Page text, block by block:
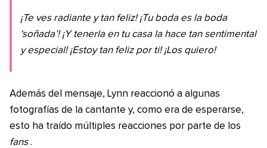
¡Te ves radiante y tan feliz! ¡Tu boda es la boda
‘soñada’! ¡Y tenerla en tu casa la hace tan sentimental
y especial! ¡Estoy tan feliz por ti! ¡Los quiero!
Además del mensaje, Lynn reaccionó a algunas
fotografías de la cantante y, como era de esperarse,
esto ha traído múltiples reacciones por parte de los
fans .